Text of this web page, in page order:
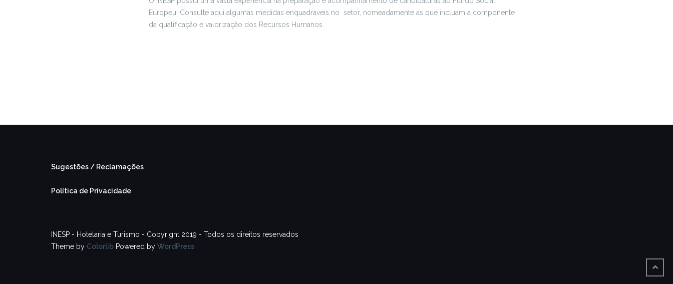
Europeu. Consulte aqui algumas medidas enquadráveis no setor, nomeadamente as que incluam a componente
da qualificação e valorização dos Recursos Humanos.
Sugestões / Reclamações
Política de Privacidade
INESP - Hotelaria e Turismo - Copyright 2019 - Todos os direitos reservados
Theme by Colorlib Powered by WordPress